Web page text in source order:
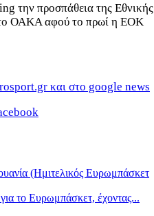
την προσπάθεια της Εθνικής
ΟΑΚΑ αφού το πρωί η ΕΟΚ
και στο google news
(Ημιτελικός Ευρωμπάσκετ
το Ευρωμπάσκετ, έχοντας...